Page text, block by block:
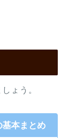
ょう。
本まとめ